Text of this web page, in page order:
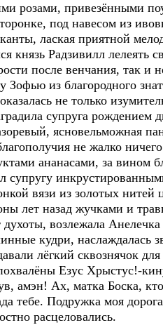
розами, привезёнными
под навесом из
лаская приятной
князь Радзивилл
после венчания, так
Зофью из благородного
не только
супруга рождением
ясновельможная
не жалко
ананасами, за вином
супругу
вязи из золотых
лет назад жучками и
духоты, возлежала
кудри, наслаждалась
лёгкий сквознячок
Езус Хрыстус!-
амэн! Ах, матка Боска,
тебе. Подружка моя
расцеловались.